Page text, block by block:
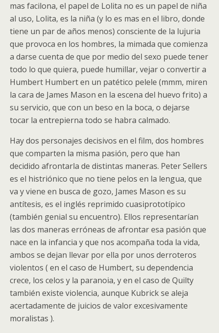
mas facilona, el papel de Lolita no es un papel de niña
al uso, Lolita, es la niña (y lo es mas en el libro, donde
tiene un par de años menos) consciente de la lujuria
que provoca en los hombres, la mimada que comienza
a darse cuenta de que por medio del sexo puede tener
todo lo que quiera, puede humillar, vejar o convertir a
Humbert Humbert en un patético pelele (mmm, miren
la cara de James Mason en la escena del huevo frito) a
su servicio, que con un beso en la boca, o dejarse
tocar la entrepierna todo se habra calmado.
Hay dos personajes decisivos en el film, dos hombres
que comparten la misma pasión, pero que han
decidido afrontarla de distintas maneras. Peter Sellers
es el histriónico que no tiene pelos en la lengua, que
va y viene en busca de gozo, James Mason es su
antítesis, es el inglés reprimido cuasiprototípico
(también genial su encuentro). Ellos representarían
las dos maneras erróneas de afrontar esa pasión que
nace en la infancia y que nos acompaña toda la vida,
ambos se dejan llevar por ella por unos derroteros
violentos ( en el caso de Humbert, su dependencia
crece, los celos y la paranoia, y en el caso de Quilty
también existe violencia, aunque Kubrick se aleja
acertadamente de juicios de valor excesivamente
moralistas ).